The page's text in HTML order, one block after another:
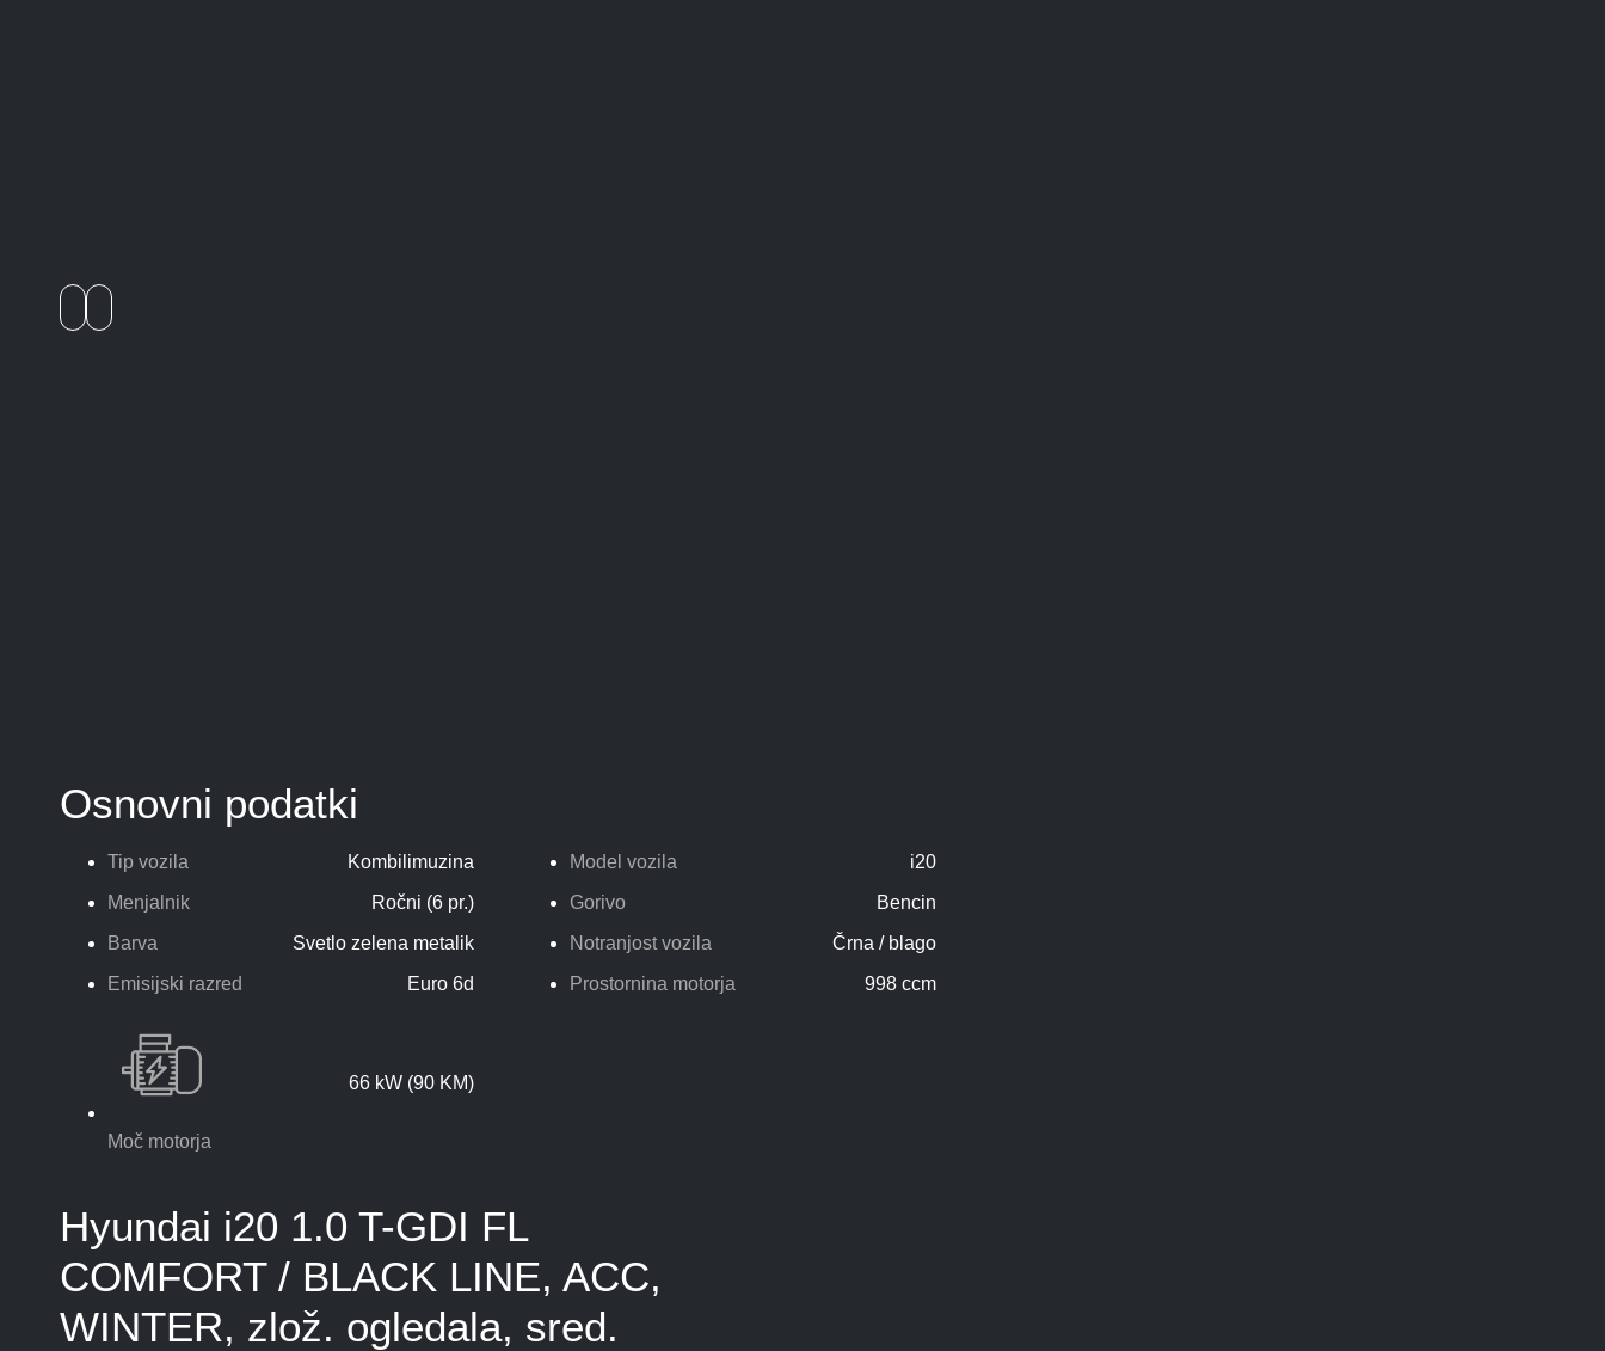
Osnovni podatki
Tip vozila Kombilimuzina Model vozila
i20
Menjalnik
Ročni (6 pr.) Gorivo
Bencin
Barva
Svetlo zelena metalik Notranjost vozila
Črna / blago
Emisijski razred
Euro 6d Prostornina motorja 998 ccm
Moč motorja
66 kW (90 KM)
Hyundai i20 1.0 T-GDI FL
COMFORT / BLACK LINE, ACC,
WINTER, zlož. ogledala, sred.